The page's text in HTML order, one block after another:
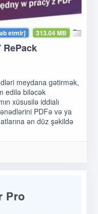
313.04 MB
etmir]
RePack
meydana gətirmək,
edilə biləcək
xüsusilə iddialı
PDFə və ya
ən düz şəkildə